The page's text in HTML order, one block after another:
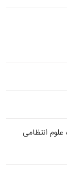
انتظامی